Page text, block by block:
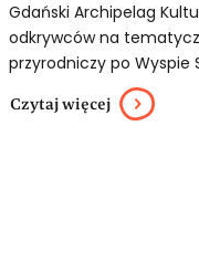
Gdański Archipelag
odkrywców na
przyrodniczy po Wyspie
Czytaj więcej